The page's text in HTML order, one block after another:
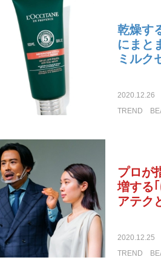
乾燥す
にまと
ミルク
2020.12.26
TREND
プロが
増する
アテク
2020.12.25
TREND